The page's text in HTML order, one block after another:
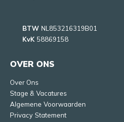
BTW NL853216319B01
KvK 58869158
OVER ONS
Over Ons
Stage & Vacatures
Algemene Voorwaarden
Privacy Statement